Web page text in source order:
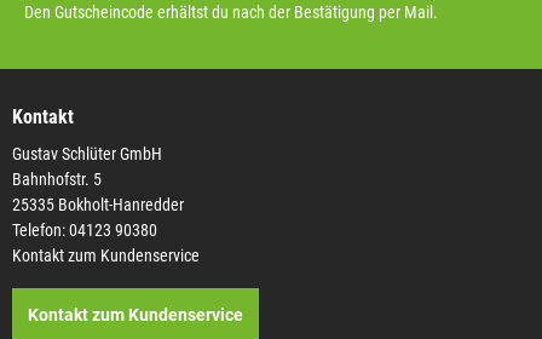
Den Gutscheincode erhältst du nach der Bestätigung per Mail.
Kontakt
Gustav Schlüter GmbH
Bahnhofstr. 5
25335 Bokholt-Hanredder
Telefon: 04123 90380
Kontakt zum Kundenservice
Kontakt zum Kundenservice